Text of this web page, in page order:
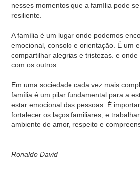
nesses momentos que a família pode
resiliente.
A família é um lugar onde podemos
emocional, consolo e orientação. É um
compartilhar alegrias e tristezas, e
com os outros.
Em uma sociedade cada vez mais
família é um pilar fundamental para a
estar emocional das pessoas. É
fortalecer os laços familiares, e
ambiente de amor, respeito e
Ronaldo David